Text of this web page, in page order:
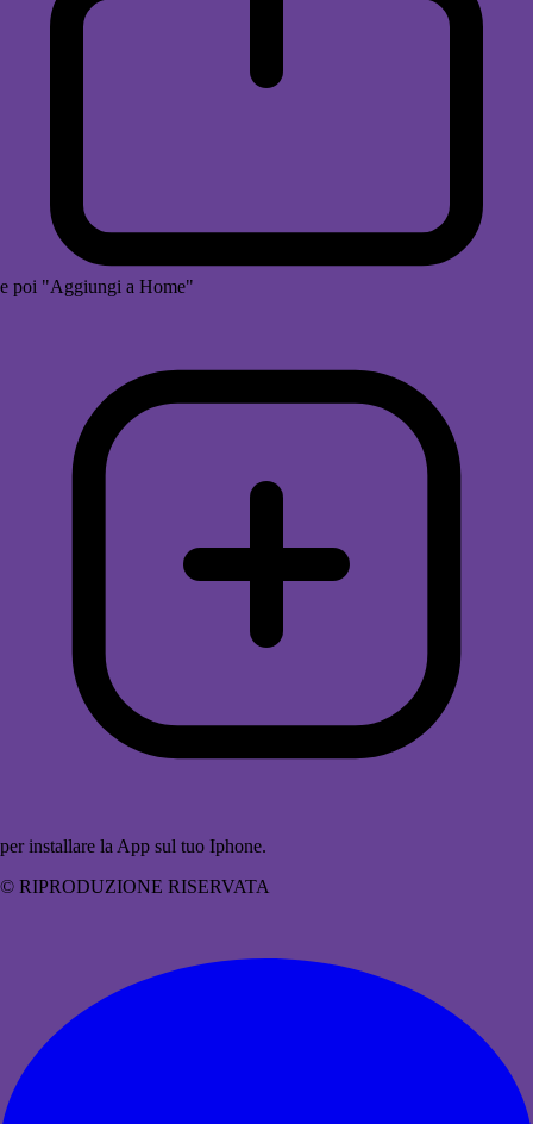
e poi "Aggiungi a Home"
per installare la App sul tuo Iphone.
© RIPRODUZIONE RISERVATA